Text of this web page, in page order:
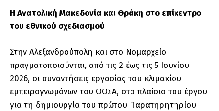
Η Ανατολική Μακεδονία και Θράκη στο επίκεντρο
του εθνικού σχεδιασμού
Στην Αλεξανδρούπολη και στο Νομαρχείο
πραγματοποιούνται, από τις 2 έως τις 5 Ιουνίου
2026, οι συναντήσεις εργασίας του κλιμακίου
εμπειρογνωμόνων του ΟΟΣΑ, στο πλαίσιο του έργου
για τη δημιουργία του πρώτου Παρατηρητηρίου